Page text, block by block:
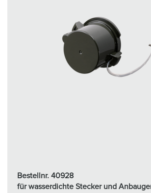
Bestellnr. 40928
für wasserdichte Stecker und